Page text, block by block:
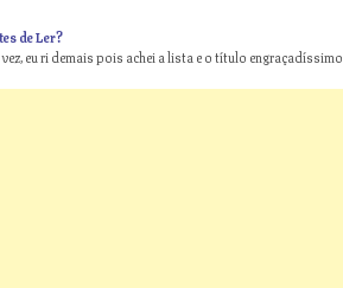
de Ler?
eu ri demais pois achei a lista e o título